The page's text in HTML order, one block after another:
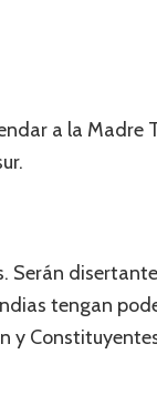
a la Madre
tengan
y